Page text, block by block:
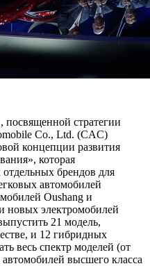
посвященной стратегии
Co., Ltd. (CAC)
концепции развития
которая
отдельных брендов для
автомобилей
Oushang и
новых электромобилей
21 модель,
и 12 гибридных
весь спектр моделей (от
высшего класса